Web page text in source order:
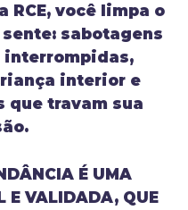
RCE, você limpa o
sabotagens
interrompidas,
interior e
que travam sua
É UMA
E VALIDADA, QUE